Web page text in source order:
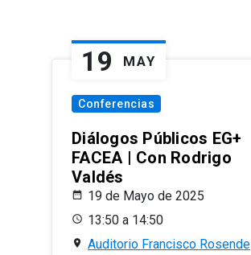
19 MAY
Conferencias
Diálogos Públicos EG+
FACEA | Con Rodrigo
Valdés
19 de Mayo de 2025
13:50 a 14:50
Auditorio Francisco Rosende